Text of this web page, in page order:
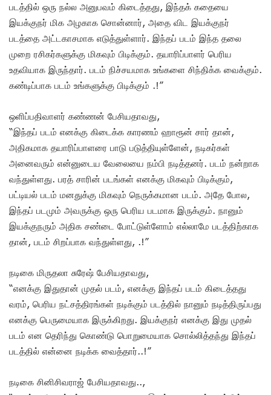
படத்தில் ஒரு நல்ல அனுபவம் கிடைத்தது, இந்தக் கதையை
இயக்குநர் மிக அழகாக சொன்னார், அதை விட இயக்குநர்
படத்தை அட்டகாசமாக எடுத்துள்ளார். இந்தப் படம் இந்த தலை
முறை ரசிகர்களுக்கு மிகவும் பிடிக்கும். தயாரிப்பாளர் பெரிய
உதவியாக இருந்தார். படம் நிச்சயமாக உங்களை சிந்திக்க வைக்கும்.
கண்டிப்பாக படம் உங்களுக்கு பிடிக்கும் .!”
ஒளிப்பதிவாளர் கண்ணன் பேசியதாவது,
“இந்தப் படம் எனக்கு கிடைக்க காரணம் ஹாரூன் சார் தான்,
அதிகமாக தயாரிப்பாளரை பாடு படுத்தியுள்ளேன், நடிகர்கள்
அனைவரும் என்னுடைய வேலையை நம்பி நடித்தனர். படம் நன்றாக
வந்துள்ளது. பரத் சாரின் படங்கள் எனக்கு மிகவும் பிடிக்கும்,
பட்டியல் படம் மனதுக்கு மிகவும் நெருக்கமான படம். அதே போல,
இந்தப் படமும் அவருக்கு ஒரு பெரிய படமாக இருக்கும். நானும்
இயக்குநரும் அதிக சண்டை போட்டுள்ளோம் எல்லாமே படத்திற்காக
தான், படம் சிறப்பாக வந்துள்ளது, .!”
நடிகை மிருதலா சுரேஷ் பேசியதாவது,
“எனக்கு இதுதான் முதல் படம், எனக்கு இந்தப் படம் கிடைத்தது
வரம், பெரிய நட்சத்திரங்கள் நடிக்கும் படத்தில் நானும் நடித்திருப்பது
எனக்கு பெருமையாக இருக்கிறது. இயக்குநர் எனக்கு இது முதல்
படம் என தெரிந்து கொண்டு பொறுமையாக சொல்லித்தந்து இந்தப்
படத்தில் என்னை நடிக்க வைத்தார்..!”
நடிகை சினிசிவராஜ் பேசியதாவது..,